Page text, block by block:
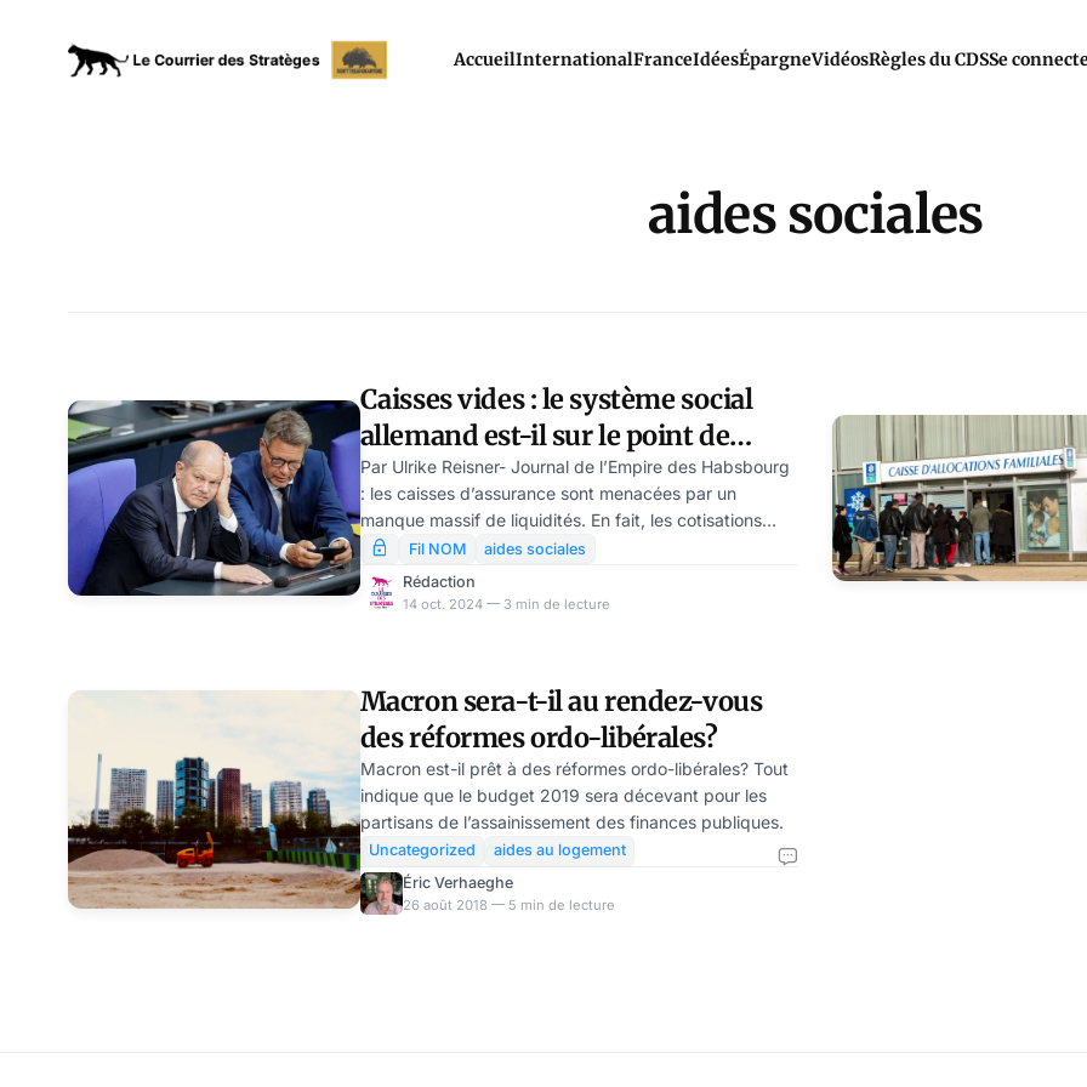
AccueilInternationalFranceIdéesÉpargneVidéosRègles du CDSSe
aides sociales
Caisses vides : le système social
allemand est-il sur le point de
s’effondrer ?
Par Ulrike Reisner- Journal de l’Empire des Habsbourg
: les caisses d’assurance sont menacées par un
manque massif de liquidités. En fait, les cotisations
devraient être augmentées comme jamais auparavant
au cours des 20 dernières années. Mais les
représentants des employeurs et des salariés s’y
classe moyenne qui travaille. Celle-ci est sou
Fil NOM
aides sociales
Rédaction
14 oct. 2024 — 3 min de lecture
Macron sera-t-il au rendez-vous
des réformes ordo-libérales?
Macron est-il prêt à des réformes ordo-libérales? Tout
indique que le budget 2019 sera décevant pour les
partisans de l’assainissement des finances publiques.
Uncategorized
aides au logement
Éric Verhaeghe
26 août 2018 — 5 min de lecture